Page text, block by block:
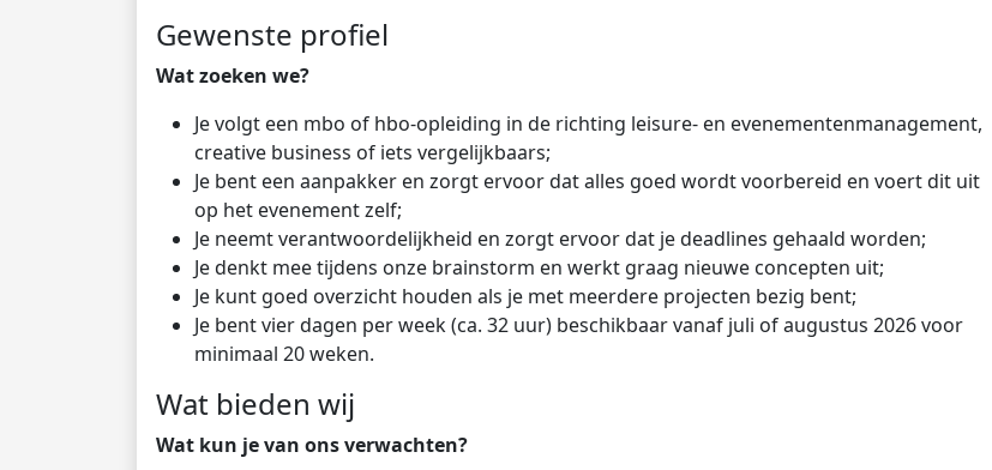
Gewenste profiel
Wat zoeken we?
Je volgt een mbo of hbo-opleiding in de richting leisure- en evenementenmanagement,
creative business of iets vergelijkbaars;
Je bent een aanpakker en zorgt ervoor dat alles goed wordt voorbereid en voert dit uit
op het evenement zelf;
Je neemt verantwoordelijkheid en zorgt ervoor dat je deadlines gehaald worden;
Je denkt mee tijdens onze brainstorm en werkt graag nieuwe concepten uit;
Je kunt goed overzicht houden als je met meerdere projecten bezig bent;
Je bent vier dagen per week (ca. 32 uur) beschikbaar vanaf juli of augustus 2026 voor
minimaal 20 weken.
Wat bieden wij
Wat kun je van ons verwachten?